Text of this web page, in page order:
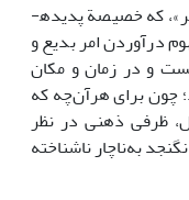
که خصیصة پدیده­
درآوردن امر بدیع و
و در زمان و مکان
چون برای هرآن‌چه که
ظرفی ذهنی در نظر
به‌ناچار ناشناخته